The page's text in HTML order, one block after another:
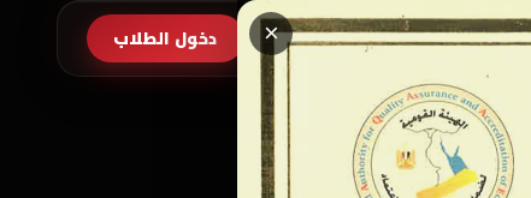
× الالتحاق EN دخول الطلاب